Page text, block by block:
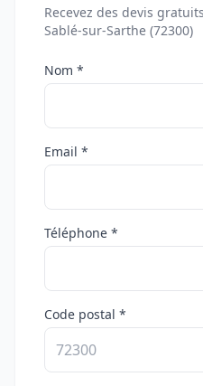
Recevez des devis
Sablé-sur-Sarthe (72300)
Nom *
Email *
Téléphone *
Code postal *